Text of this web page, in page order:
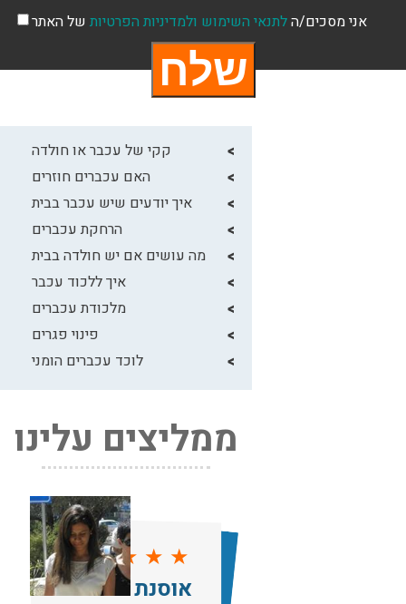
קקי של עכבר או חולדה
האם עכברים חוזרים
איך יודעים שיש עכבר בבית
הרחקת עכברים
מה עושים אם יש חולדה בבית
איך ללכוד עכבר
מלכודת עכברים
פינוי פגרים
לוכד עכברים הומני
ממליצים עלינו
★★★ ★ ★
אוסנת רחמים
אני מסכים/הלתנאי השימוש ולמדיניות הפרטיות של האתר